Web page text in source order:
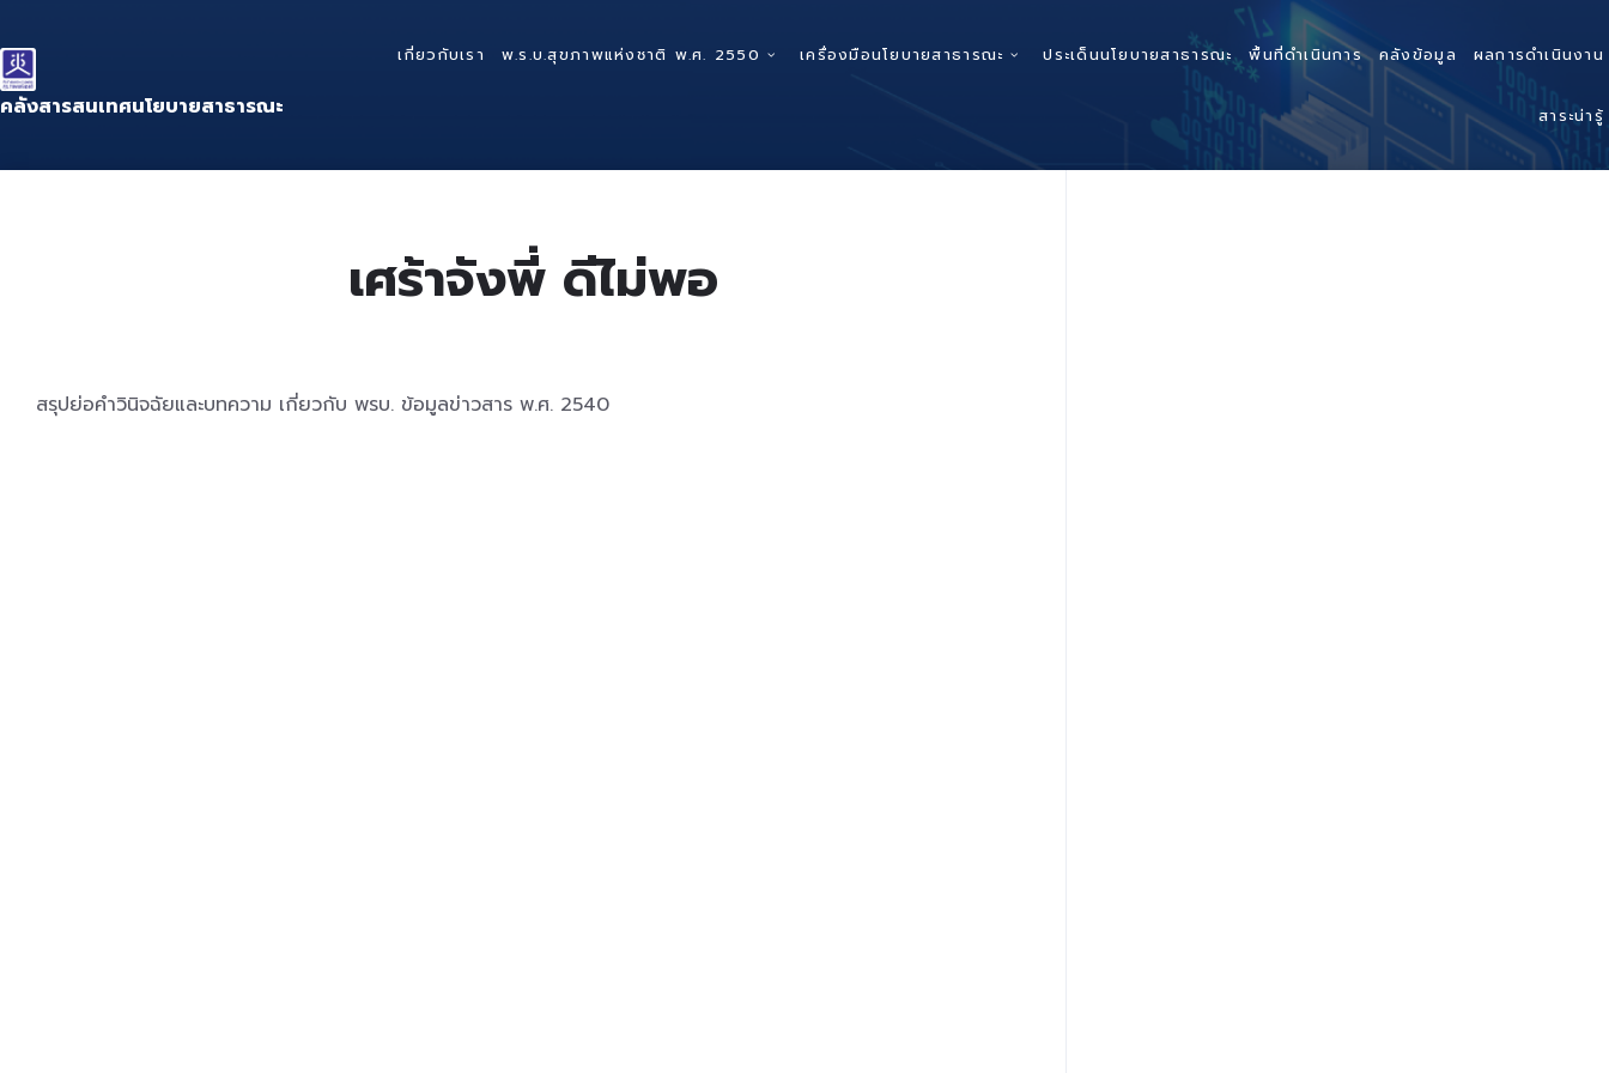
to
content
to
main
navigation
to
footer
คลังสารสนเทศนโยบายสาธารณะ
เกี่ยวกับเรา พ.ร.บ.สุขภาพแห่งชาติ พ.ศ. 2550 เครื่องมือนโยบายสาธารณะ ประเด็นนโยบายสาธารณะ พื้นที่ดำเนินการ คลังข้อมูล ผลการดำเนินงาน
สาระน่ารู้
เศร้าจังพี่ ดีไม่พอ
สรุปย่อคำวินิจฉัยและบทความ เกี่ยวกับ พรบ. ข้อมูลข่าวสาร พ.ศ. 2540